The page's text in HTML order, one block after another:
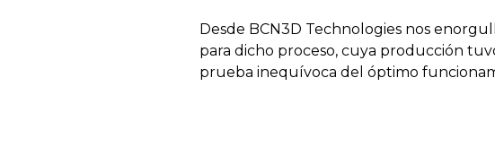
Desde BCN3D Technologies nos
para dicho proceso, cuya producción
prueba inequívoca del óptimo